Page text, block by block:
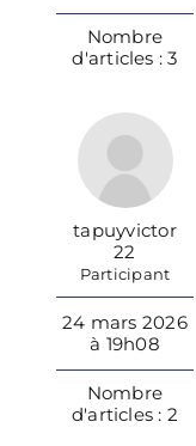
Nombre
d'articles : 3
tapuyvictor
22
Participant
24 mars 2026
à 19h08
Nombre
d'articles : 2